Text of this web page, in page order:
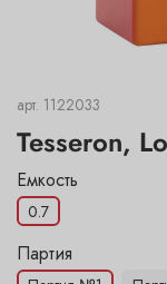
арт. 1122033
Tesseron,
Емкость
0.7